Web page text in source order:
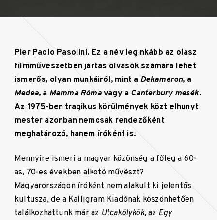
Pier Paolo Pasolini. Ez a név leginkább az olasz
filmművészetben jártas olvasók számára lehet
ismerős, olyan munkáiról, mint a Dekameron, a
Medea, a Mamma Rómavagy a Canterbury mesék.
Az 1975-ben tragikus körülmények közt elhunyt
mester azonban nemcsak rendezőként
meghatározó, hanem íróként is.
Mennyire ismeri a magyar közönség a főleg a 60-
as, 70-es években alkotó művészt?
Magyarországon íróként nem alakult ki jelentős
kultusza, de a Kalligram Kiadónak köszönhetően
találkozhattunk már az Utcakölykök, az Egy